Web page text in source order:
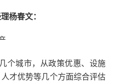
杨春文：
个城市，从政策优惠、设施
才优势等几个方面综合评估